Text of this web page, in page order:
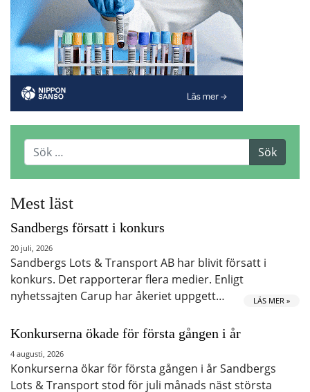
Mest läst
Sandbergs försatt i konkurs
20 juli, 2026
Sandbergs Lots & Transport AB har blivit försatt i
konkurs. Det rapporterar flera medier. Enligt
nyhetssajten Carup har åkeriet uppgett…
LÄS MER »
Konkurserna ökade för första gången i år
4 augusti, 2026
Konkurserna ökar för första gången i år Sandbergs
Lots & Transport stod för juli månads näst största